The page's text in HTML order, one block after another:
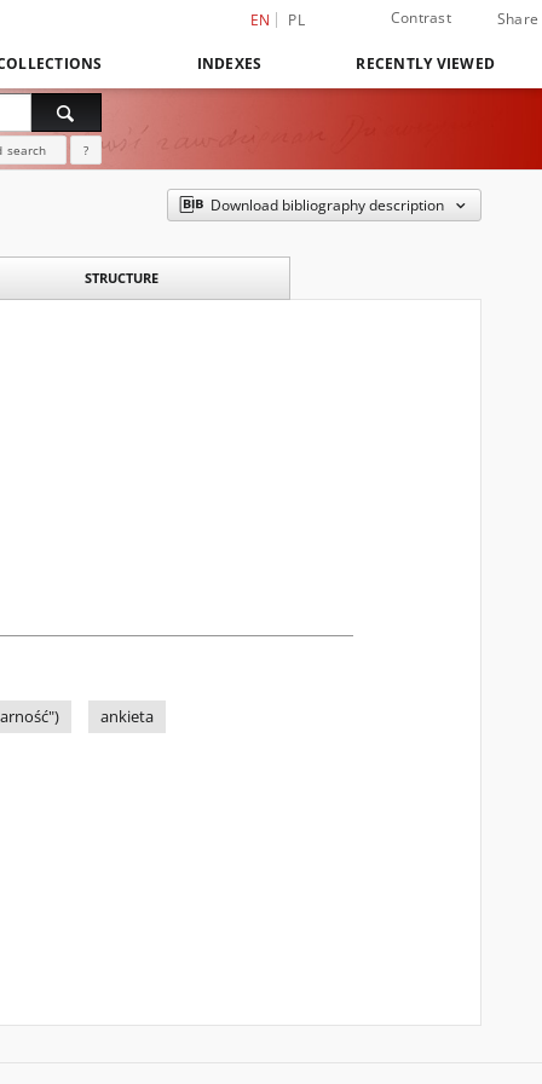
EN PL Contrast Share
INDEXES RECENTLY VIEWED
search ?
Download bibliography description
STRUCTURE
ankieta